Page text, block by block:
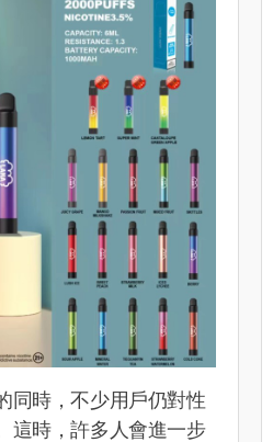
同時，不少用戶仍對性
這時，許多人會進一步